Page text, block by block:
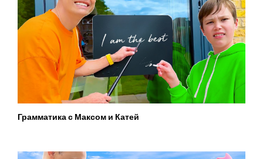
Грамматика с Максом и Катей